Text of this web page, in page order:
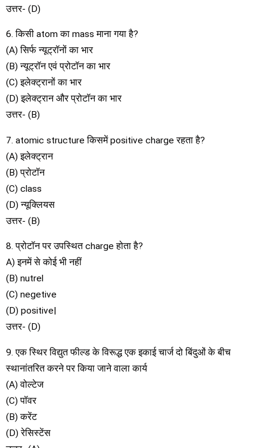
उत्तर- (D)
6. किसी atom का mass माना गया है?
(A) सिर्फ न्यूट्रॉनों का भार
(B) न्यूट्रॉन एवं प्रोटॉन का भार
(C) इलेक्ट्रानों का भार
(D) इलेक्ट्रान और प्रोटॉन का भार
उत्तर- (B)
7. atomic structure किसमें positive charge रहता है?
(A) इलेक्ट्रान
(B) प्रोटॉन
(C) class
(D) न्यूक्लियस
उत्तर- (B)
8. प्रोटॉन पर उपस्थित charge होता है?
A) इनमें से कोई भी नहीं
(B) nutrel
(C) negetive
(D) positive|
उत्तर- (D)
9. एक स्थिर विद्युत फील्ड के विरूद्ध एक इकाई चार्ज दो बिंदुओं के बीच
स्थानांतरित करने पर किया जाने वाला कार्य
(A) वोल्टेज
(C) पॉवर
(B) करेंट
(D) रेसिस्टेंस